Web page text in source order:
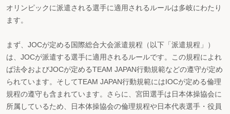
オリンピックに派遣される選手に適用されるルールは多岐にわたり
ます。
まず、JOCが定める国際総合大会派遣規程（以下「派遣規程」）
は、JOCが派遣する選手に適用されるルールです。この規程によれ
ば法令およびJOCが定めるTEAM JAPAN行動規範などの遵守が定め
られています。そしてTEAM JAPAN行動規範にはIOCが定める倫理
規程の遵守も含まれています。さらに、宮田選手は日本体操協会に
所属しているため、日本体操協会の倫理規程や日本代表選手・役員